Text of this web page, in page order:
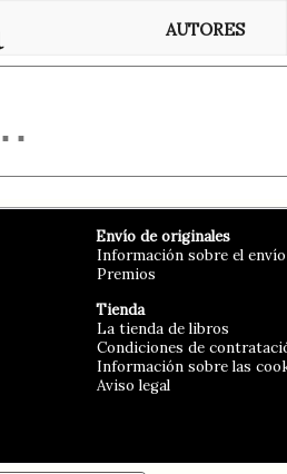
AUTORES
Envío de originales
Información sobre el envío
Premios
Tienda
La tienda de libros
Condiciones de
Información sobre las
Aviso legal